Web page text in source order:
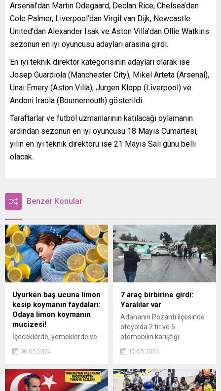
Arsenal’dan Martin Odegaard, Declan Rice, Chelsea’den
Cole Palmer, Liverpool’dan Virgil van Dijk, Newcastle
United’dan Alexander Isak ve Aston Villa’dan Ollie Watkins
sezonun en iyi oyuncusu adayları arasına girdi.
En iyi teknik direktör kategorisinin adayları olarak ise
Josep Guardiola (Manchester City), Mikel Arteta (Arsenal),
Unai Emery (Aston Villa), Jurgen Klopp (Liverpool) ve
Andoni Iraola (Bournemouth) gösterildi.
Taraftarlar ve futbol uzmanlarının katılacağı oylamanın
ardından sezonun en iyi oyuncusu 18 Mayıs Cumartesi,
yılın en iyi teknik direktörü ise 21 Mayıs Salı günü belli
olacak.
Benzer Konular
Uyurken baş ucuna limon
kesip koymanın faydaları:
Odaya limon koymanın
mucizesi!
İçeceklerde, yemeklerde ve
salatalarda oldukça sık
kullanılan limonun tercih
sınırlı kalmıyor. Yapılan
araştırmalara göre limonun
06.05.2024
7 araç birbirine girdi:
Yaralılar var
Adananın Pozantı ilçesinde
otoyolda 2 tır ve 5
otomobilin karıştığı
zincirleme trafik kazasında
2si ağır 6 kişi yaralandı.
12.05.2024